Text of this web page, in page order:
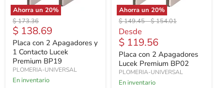
Ahorra un 20%
Precio
original
$ 173.36
Precio
actual
$ 138.69
Placa con 2 Apagadores y
1 Contacto Lucek
Premium BP19
PLOMERIA-UNIVERSAL
En inventario
Ahorra un 20%
Precio
original
$ 149.45-Precio
$ 154.01
Desde
$ 119.56
Placa con 2 Apagadores
Lucek Premium BP02
PLOMERIA-UNIVERSAL
En inventario